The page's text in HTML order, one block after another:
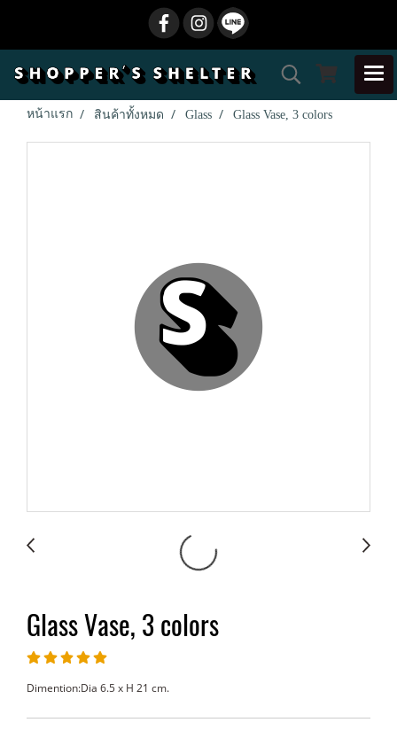
หน้าแรก สินค้าทั้งหมด Glass Glass Vase, 3 colors
Glass Vase, 3 colors
Dimention:Dia 6.5 x H 21 cm.